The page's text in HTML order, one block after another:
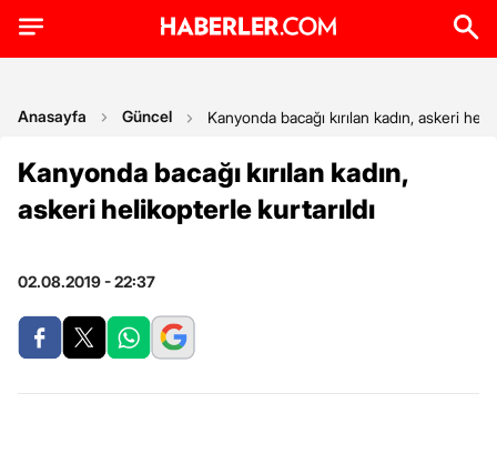
Anasayfa Güncel Kanyonda bacağı kırılan kadın, askeri
Kanyonda bacağı kırılan kadın,
askeri helikopterle kurtarıldı
02.08.2019 - 22:37